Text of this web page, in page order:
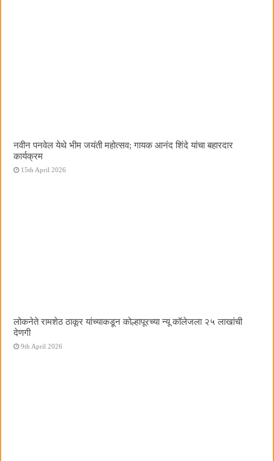
नवीन पनवेल येथे भीम जयंती महोत्सव; गायक आनंद शिंदे यांचा बहारदार
कार्यक्रम
15th April 2026
लोकनेते रामशेठ ठाकूर यांच्याकडून कोल्हापूरच्या न्यू कॉलेजला २५ लाखांची
देणगी
9th April 2026